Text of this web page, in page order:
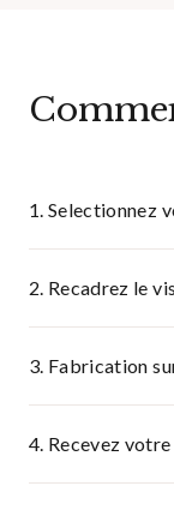
1. Selectionnez
2. Recadrez le
3. Fabrication
4. Recevez